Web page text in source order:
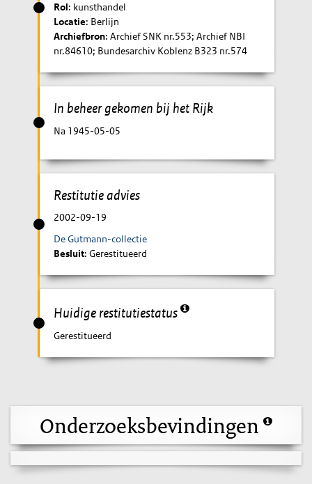
Rol: kunsthandel
Locatie: Berlijn
Archiefbron: Archief SNK nr.553; Archief NBI
nr.84610; Bundesarchiv Koblenz B323 nr.574
In beheer gekomen bij het Rijk
Na 1945-05-05
Restitutie advies
2002-09-19
De Gutmann-collectie
Besluit: Gerestitueerd
Huidige restitutiestatus
Gerestitueerd
Onderzoeksbevindingen